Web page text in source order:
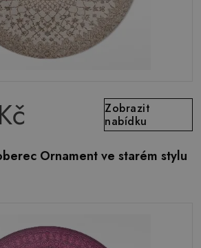
Zobrazit
nabídku
Ornament ve starém stylu